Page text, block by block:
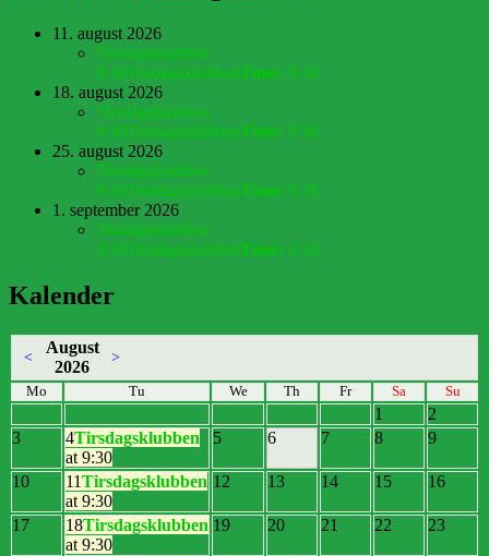
11. august 2026
Tirsdagsklubben
9:30TirsdagsklubbenTime: 9:30
18. august 2026
Tirsdagsklubben
9:30TirsdagsklubbenTime: 9:30
25. august 2026
Tirsdagsklubben
9:30TirsdagsklubbenTime: 9:30
1. september 2026
Tirsdagsklubben
9:30TirsdagsklubbenTime: 9:30
Kalender
<
August
2026
>
Mo Tu We Th Fr Sa Su
1
2
3
4Tirsdagsklubben
at 9:30
5 6 7 8 9
10 11Tirsdagsklubben
at 9:30
12 13 14 15 16
17 18Tirsdagsklubben
at 9:30
19 20 21 22 23